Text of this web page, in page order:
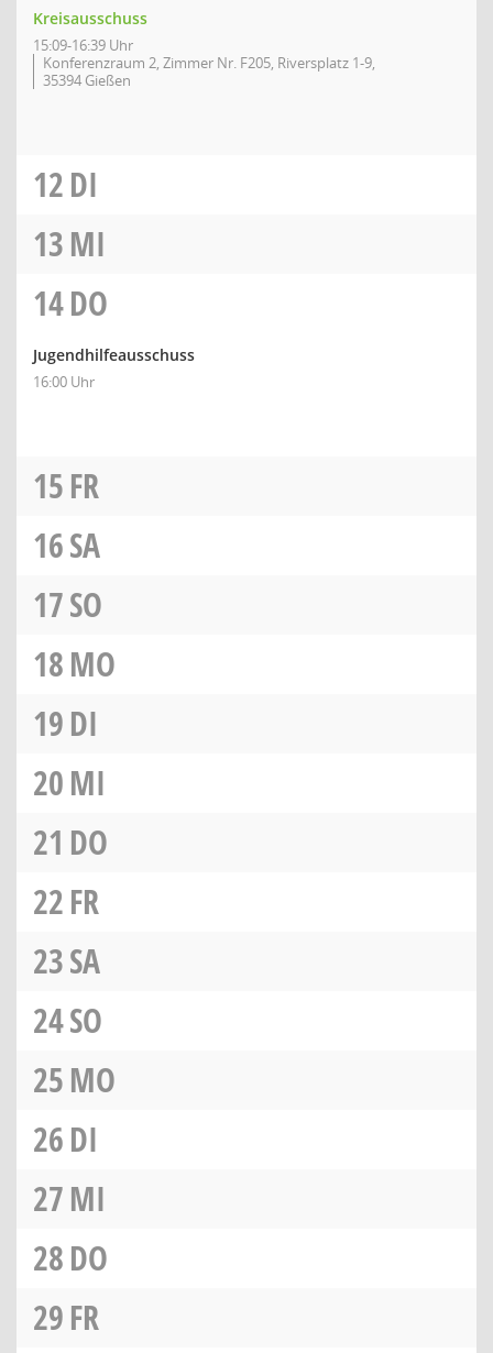
Kreisausschuss
15:09-16:39 Uhr
Konferenzraum 2, Zimmer Nr. F205, Riversplatz 1-9,
35394 Gießen
12DI
13MI
14DO
Jugendhilfeausschuss
16:00 Uhr
15FR
16SA
17SO
18MO
19DI
20MI
21 DO
22FR
23SA
24SO
25MO
26DI
27MI
28DO
29FR